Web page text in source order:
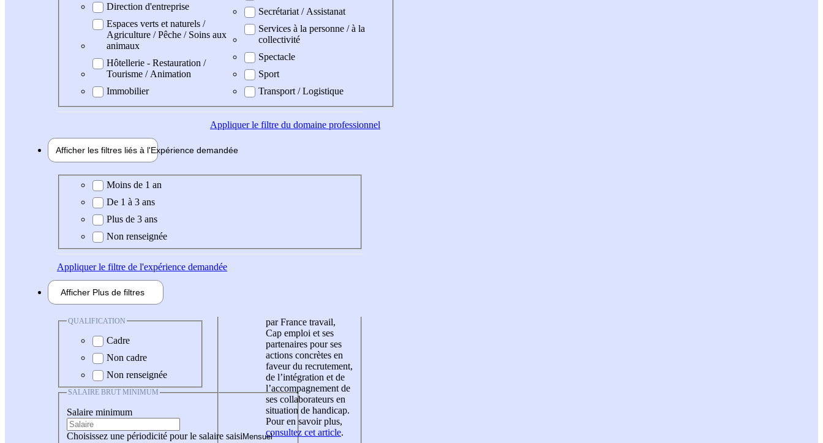
Direction d'entreprise
Espaces verts et naturels /
Agriculture / Pêche / Soins aux
animaux
Hôtellerie - Restauration /
Tourisme / Animation
Immobilier
Secrétariat / Assistanat
Services à la personne / à la
collectivité
Spectacle
Sport
Transport / Logistique
Appliquerle filtre du domaine professionnel
Afficher les filtres liés à l'Expérience demandée
Expérience demandée
Moins de 1 an
De 1 à 3 ans
Plus de 3 ans
Non renseignée
Appliquerle filtre de l'expérience demandée
Afficher Plus de filtres
QUALIFICATION
Cadre
Non cadre
Non renseignée
SALAIRE BRUT MINIMUM
Salaire minimum
Choisissez une périodicité pour le salaire saisi
par France travail,
Cap emploi et ses
partenaires pour ses
actions concrètes en
faveur du recrutement,
de l’intégration et de
l’accompagnement de
ses collaborateurs en
situation de handicap.
Pour en savoir plus,
consultez cet article.